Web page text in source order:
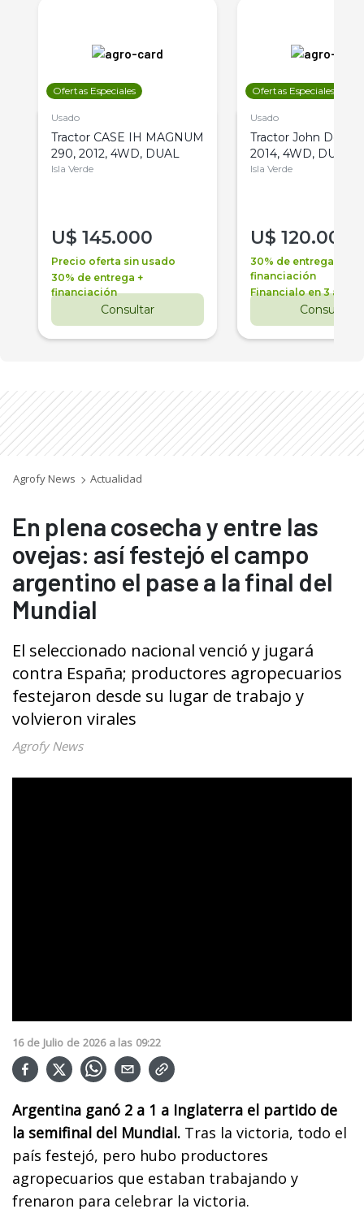
Ofertas Especiales
Usado
Tractor CASE IH MAGNUM
290, 2012, 4WD, DUAL
Isla Verde
U$ 145.000
Precio oferta sin usado
30% de entrega +
financiación
Consultar
Ofertas Especiales
Usado
Tractor John Deere
2014, 4WD, DUAL
Isla Verde
U$ 120.000
30% de entrega +
financiación
Financialo en 3 años
Consultar
Agrofy News Actualidad
En plena cosecha y entre las
ovejas: así festejó el campo
argentino el pase a la final del
Mundial
El seleccionado nacional venció y jugará
contra España; productores agropecuarios
festejaron desde su lugar de trabajo y
volvieron virales
Agrofy News
16 de Julio de 2026 a las 09:22
Argentina ganó 2 a 1 a Inglaterra el partido de
la semifinal del Mundial. Tras la victoria, todo el
país festejó, pero hubo productores
agropecuarios que estaban trabajando y
frenaron para celebrar la victoria.